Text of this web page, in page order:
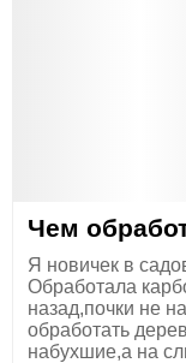
Чем
Я новичек в
Обработала
назад,почки не
обработать
набухшие,а на